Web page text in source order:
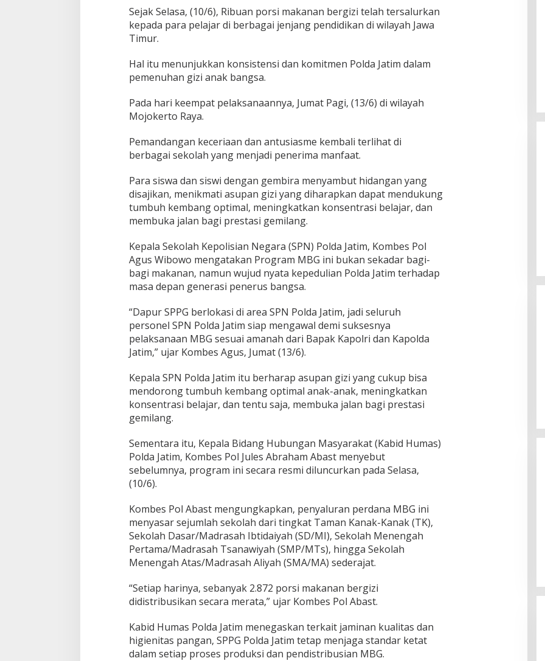
m
p
a
t
Sejak Selasa, (10/6), Ribuan porsi makanan bergizi telah tersalurkan
kepada para pelajar di berbagai jenjang pendidikan di wilayah Jawa
Timur.
Hal itu menunjukkan konsistensi dan komitmen Polda Jatim dalam
pemenuhan gizi anak bangsa.
Pada hari keempat pelaksanaannya, Jumat Pagi, (13/6) di wilayah
Mojokerto Raya.
Pemandangan keceriaan dan antusiasme kembali terlihat di
berbagai sekolah yang menjadi penerima manfaat.
Para siswa dan siswi dengan gembira menyambut hidangan yang
disajikan, menikmati asupan gizi yang diharapkan dapat mendukung
tumbuh kembang optimal, meningkatkan konsentrasi belajar, dan
membuka jalan bagi prestasi gemilang.
Kepala Sekolah Kepolisian Negara (SPN) Polda Jatim, Kombes Pol
Agus Wibowo mengatakan Program MBG ini bukan sekadar bagi-
bagi makanan, namun wujud nyata kepedulian Polda Jatim terhadap
masa depan generasi penerus bangsa.
“Dapur SPPG berlokasi di area SPN Polda Jatim, jadi seluruh
personel SPN Polda Jatim siap mengawal demi suksesnya
pelaksanaan MBG sesuai amanah dari Bapak Kapolri dan Kapolda
Jatim,” ujar Kombes Agus, Jumat (13/6).
Kepala SPN Polda Jatim itu berharap asupan gizi yang cukup bisa
mendorong tumbuh kembang optimal anak-anak, meningkatkan
konsentrasi belajar, dan tentu saja, membuka jalan bagi prestasi
gemilang.
Sementara itu, Kepala Bidang Hubungan Masyarakat (Kabid Humas)
Polda Jatim, Kombes Pol Jules Abraham Abast menyebut
sebelumnya, program ini secara resmi diluncurkan pada Selasa,
(10/6).
Kombes Pol Abast mengungkapkan, penyaluran perdana MBG ini
menyasar sejumlah sekolah dari tingkat Taman Kanak-Kanak (TK),
Sekolah Dasar/Madrasah Ibtidaiyah (SD/MI), Sekolah Menengah
Pertama/Madrasah Tsanawiyah (SMP/MTs), hingga Sekolah
Menengah Atas/Madrasah Aliyah (SMA/MA) sederajat.
“Setiap harinya, sebanyak 2.872 porsi makanan bergizi
didistribusikan secara merata,” ujar Kombes Pol Abast.
Kabid Humas Polda Jatim menegaskan terkait jaminan kualitas dan
higienitas pangan, SPPG Polda Jatim tetap menjaga standar ketat
dalam setiap proses produksi dan pendistribusian MBG.
Ketua Komisi II DPR RI: Pilkada
dan Kondusif
Di Politik 29/11/2024
Pemkab Sumenep Salurkan
Tunjangan Guru Ngaji, Bupati
Fauzi: Guru Ngaji Berperan
Strategis Bangun Akhlak Generasi